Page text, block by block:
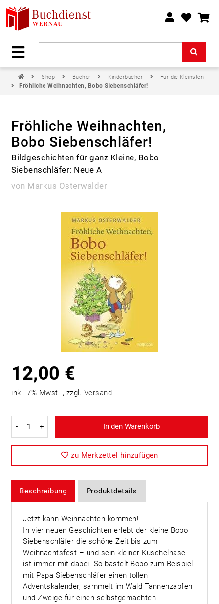
Shop Bücher Kinderbücher Für die Kleinsten
Fröhliche Weihnachten, Bobo Siebenschläfer!
Fröhliche Weihnachten,
Bobo Siebenschläfer!
Bildgeschichten für ganz Kleine, Bobo
Siebenschläfer: Neue A
von Markus Osterwalder
12,00 €
inkl. 7% Mwst. , zzgl. Versand
- + In den Warenkorb
zu Merkzettel hinzufügen
Beschreibung Produktdetails
Jetzt kann Weihnachten kommen!
In vier neuen Geschichten erlebt der kleine Bobo
Siebenschläfer die schöne Zeit bis zum
Weihnachtsfest – und sein kleiner Kuschelhase
ist immer mit dabei. So bastelt Bobo zum Beispiel
mit Papa Siebenschläfer einen tollen
Adventskalender, sammelt im Wald Tannenzapfen
und Zweige für einen selbstgemachten